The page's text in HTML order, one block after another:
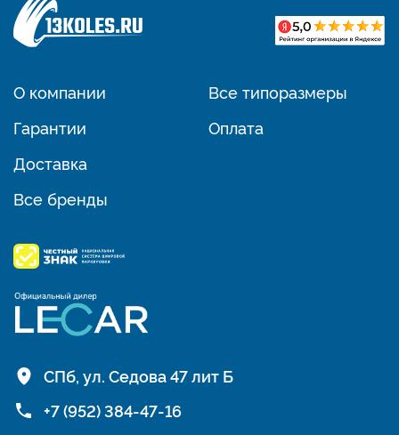
О компании
Гарантии
Доставка
Все бренды
Все типоразмеры
Оплата
СПб, ул. Седова 47 лит Б
+7 (952) 384-47-16